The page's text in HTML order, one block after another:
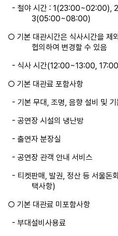
- 철야 시간 : 1(23:00~02:00),
3(05:00~08:00)
○ 기본 대관시간은 식사시간을 제
협의하여 변경할 수 있음
- 식사 시간(12:00~13:00,
○ 기본 대관료 포함사항
- 기본 무대, 조명, 음향 설비 및 기
- 공연장 시설의 냉난방
- 출연자 분장실
- 공연장 관객 안내 서비스
- 티켓판매, 발권, 정산 등 서울돈
택사항)
○ 기본 대관료 미포함사항
- 부대설비사용료